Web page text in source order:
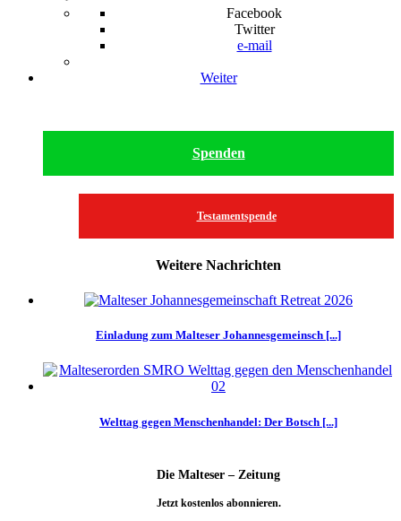
Facebook
Twitter
e-mail
Weiter
Spenden
Testamentspende
Weitere Nachrichten
Einladung zum Malteser Johannesgemeinsch [...]
Welttag gegen Menschenhandel: Der Botsch [...]
Die Malteser – Zeitung
Jetzt kostenlos abonnieren.